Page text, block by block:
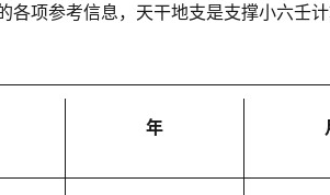
各项参考信息，天干地支是支撑小六壬
年